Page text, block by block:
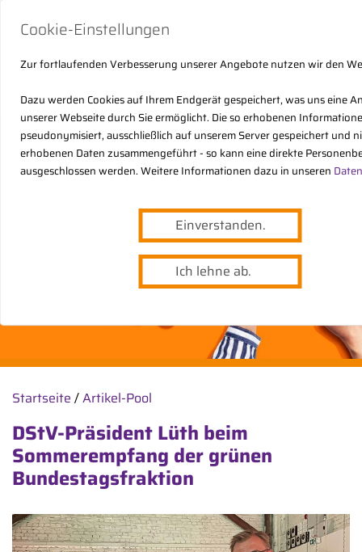
Cookie-Einstellungen
Zur fortlaufenden Verbesserung unserer Angebote nutzen wir den
Dazu werden Cookies auf Ihrem Endgerät gespeichert, was uns eine
unserer Webseite durch Sie ermöglicht. Die so erhobenen
pseudonymisiert, ausschließlich auf unserem Server gespeichert und
erhobenen Daten zusammengeführt - so kann eine direkte
ausgeschlossen werden. Weitere Informationen dazu in unseren
Einverstanden.
Ich lehne ab.
Startseite /Artikel-Pool
DStV-Präsident Lüth beim
Sommerempfang der grünen
Bundestagsfraktion